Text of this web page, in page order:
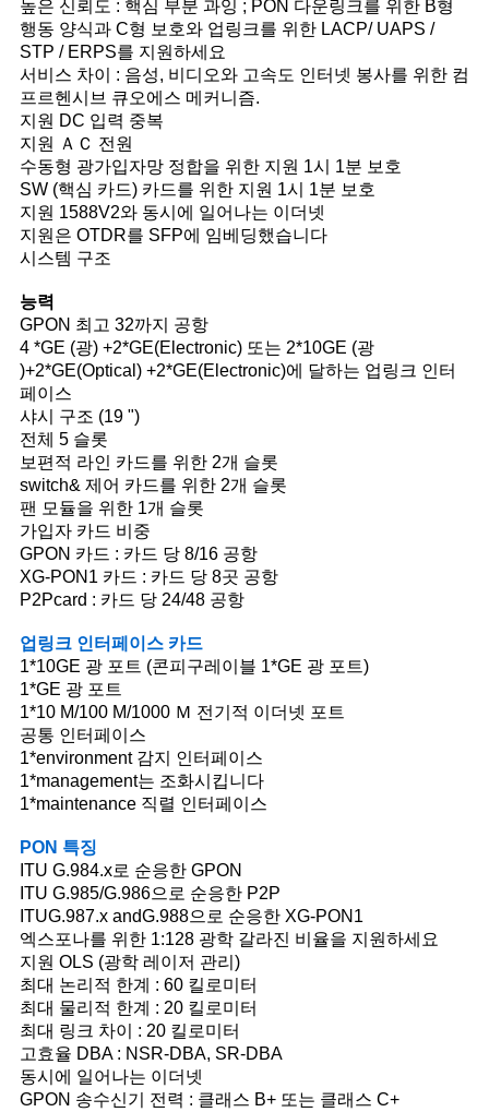
높은 신뢰도 : 핵심 부분 과잉 ; PON 다운링크를 위한 B형
행동 양식과 C형 보호와 업링크를 위한 LACP/ UAPS /
STP / ERPS를 지원하세요
서비스 차이 : 음성, 비디오와 고속도 인터넷 봉사를 위한 컴
프르헨시브 큐오에스 메커니즘.
지원 DC 입력 중복
지원 ＡＣ 전원
수동형 광가입자망 정합을 위한 지원 1시 1분 보호
SW (핵심 카드) 카드를 위한 지원 1시 1분 보호
지원 1588V2와 동시에 일어나는 이더넷
지원은 OTDR를 SFP에 임베딩했습니다
시스템 구조
능력
GPON 최고 32까지 공항
4 *GE (광) +2*GE(Electronic) 또는 2*10GE (광
)+2*GE(Optical) +2*GE(Electronic)에 달하는 업링크 인터
페이스
샤시 구조 (19 ")
전체 5 슬롯
보편적 라인 카드를 위한 2개 슬롯
switch& 제어 카드를 위한 2개 슬롯
팬 모듈을 위한 1개 슬롯
가입자 카드 비중
GPON 카드 : 카드 당 8/16 공항
XG-PON1 카드 : 카드 당 8곳 공항
P2Pcard : 카드 당 24/48 공항
업링크 인터페이스 카드
1*10GE 광 포트 (콘피구레이블 1*GE 광 포트)
1*GE 광 포트
1*10 M/100 M/1000 Ｍ 전기적 이더넷 포트
공통 인터페이스
1*environment 감지 인터페이스
1*management는 조화시킵니다
1*maintenance 직렬 인터페이스
PON 특징
ITU G.984.x로 순응한 GPON
ITU G.985/G.986으로 순응한 P2P
ITUG.987.x andG.988으로 순응한 XG-PON1
엑스포나를 위한 1:128 광학 갈라진 비율을 지원하세요
지원 OLS (광학 레이저 관리)
최대 논리적 한계 : 60 킬로미터
최대 물리적 한계 : 20 킬로미터
최대 링크 차이 : 20 킬로미터
고효율 DBA : NSR-DBA, SR-DBA
동시에 일어나는 이더넷
GPON 송수신기 전력 : 클래스 B+ 또는 클래스 C+